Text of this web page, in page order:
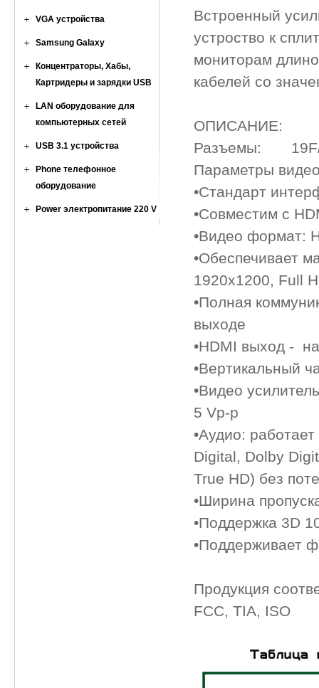
VGA устройства
Samsung Galaxy
Концентраторы, Хабы,
Картридеры и зарядки USB
LAN оборудование для
компьютерных сетей
USB 3.1 устройства
Phone телефонное
оборудование
Power электропитание 220 V
Встроенный
устроство к
мониторам
кабелей со
ОПИСАНИЕ:
Разъемы: 19F/
Параметры
•Стандарт
•Совместим с
•Видео формат:
•Обеспечивает
1920х1200, Full
•Полная
выходе
•HDMI выход -
•Вертикальный
•Видео
5 Vp-p
•Аудио:
Digital, Dolby
True HD) без
•Ширина
•Поддержка 3D
•Поддерживает
Продукция
FCC, TIA, ISO